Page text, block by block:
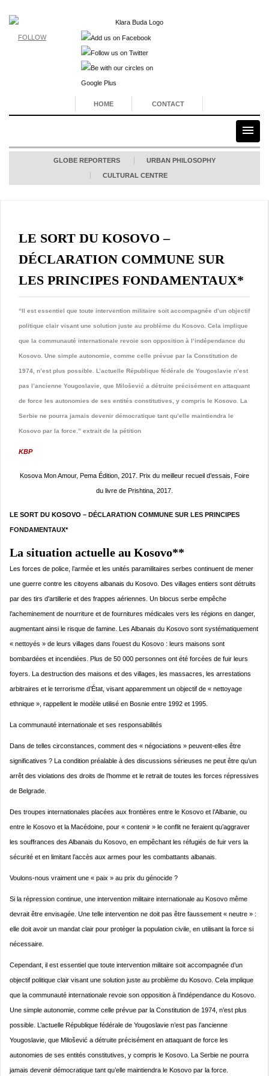
FOLLOW
HOME CONTACT
GLOBE REPORTERS URBAN PHILOSOPHY
CULTURAL CENTRE
LE SORT DU KOSOVO –
DÉCLARATION COMMUNE SUR
LES PRINCIPES FONDAMENTAUX*
“Il est essentiel que toute intervention militaire soit accompagnée d’un objectif
politique clair visant une solution juste au problème du Kosovo. Cela implique
que la communauté internationale revoie son opposition à l’indépendance du
Kosovo. Une simple autonomie, comme celle prévue par la Constitution de
1974, n’est plus possible. L’actuelle République fédérale de Yougoslavie n’est
pas l’ancienne Yougoslavie, que Milošević a détruite précisément en attaquant
de force les autonomies de ses entités constitutives, y compris le Kosovo. La
Serbie ne pourra jamais devenir démocratique tant qu’elle maintiendra le
Kosovo par la force.” extrait de la pétition
KBP
Kosova Mon Amour, Pema Édition, 2017. Prix du meilleur recueil d’essais, Foire
du livre de Prishtina, 2017.
LE SORT DU KOSOVO – DÉCLARATION COMMUNE SUR LES PRINCIPES
FONDAMENTAUX*
La situation actuelle au Kosovo**
Les forces de police, l’armée et les unités paramilitaires serbes continuent de mener
une guerre contre les citoyens albanais du Kosovo. Des villages entiers sont détruits
par des tirs d’artillerie et des frappes aériennes. Un blocus serbe empêche
l’acheminement de nourriture et de fournitures médicales vers les régions en danger,
augmentant ainsi le risque de famine. Les Albanais du Kosovo sont systématiquement
« nettoyés » de leurs villages dans l’ouest du Kosovo : leurs maisons sont
bombardées et incendiées. Plus de 50 000 personnes ont été forcées de fuir leurs
foyers. La destruction des maisons et des villages, les massacres, les arrestations
arbitraires et le terrorisme d’État, visant apparemment un objectif de « nettoyage
ethnique », rappellent le modèle utilisé en Bosnie entre 1992 et 1995.
La communauté internationale et ses responsabilités
Dans de telles circonstances, comment des « négociations » peuvent-elles être
significatives ? La condition préalable à des discussions sérieuses ne peut être qu’un
arrêt des violations des droits de l’homme et le retrait de toutes les forces répressives
de Belgrade.
Des troupes internationales placées aux frontières entre le Kosovo et l’Albanie, ou
entre le Kosovo et la Macédoine, pour « contenir » le conflit ne feraient qu’aggraver
les souffrances des Albanais du Kosovo, en empêchant les réfugiés de fuir vers la
sécurité et en limitant l’accès aux armes pour les combattants albanais.
Voulons-nous vraiment une « paix » au prix du génocide ?
Si la répression continue, une intervention militaire internationale au Kosovo même
devrait être envisagée. Une telle intervention ne doit pas être faussement « neutre » :
elle doit avoir un mandat clair pour protéger la population civile, en utilisant la force si
nécessaire.
Cependant, il est essentiel que toute intervention militaire soit accompagnée d’un
objectif politique clair visant une solution juste au problème du Kosovo. Cela implique
que la communauté internationale revoie son opposition à l’indépendance du Kosovo.
Une simple autonomie, comme celle prévue par la Constitution de 1974, n’est plus
possible. L’actuelle République fédérale de Yougoslavie n’est pas l’ancienne
Yougoslavie, que Milošević a détruite précisément en attaquant de force les
autonomies de ses entités constitutives, y compris le Kosovo. La Serbie ne pourra
jamais devenir démocratique tant qu’elle maintiendra le Kosovo par la force.